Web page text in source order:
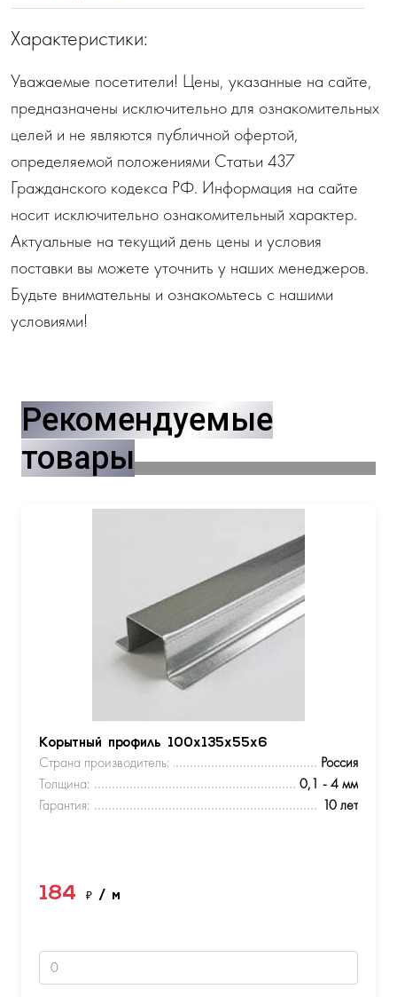
Характеристики:
Уважаемые посетители! Цены, указанные на сайте,
предназначены исключительно для ознакомительных
целей и не являются публичной офертой,
определяемой положениями Статьи 437
Гражданского кодекса РФ. Информация на сайте
носит исключительно ознакомительный характер.
Актуальные на текущий день цены и условия
поставки вы можете уточнить у наших менеджеров.
Будьте внимательны и ознакомьтесь с нашими
условиями!
Рекомендуемые
товары
Корытный профиль 100х135х55х6
Страна производитель:
Россия
Толщина:
0,1 - 4 мм
Гарантия:
10 лет
184 ₽ / м